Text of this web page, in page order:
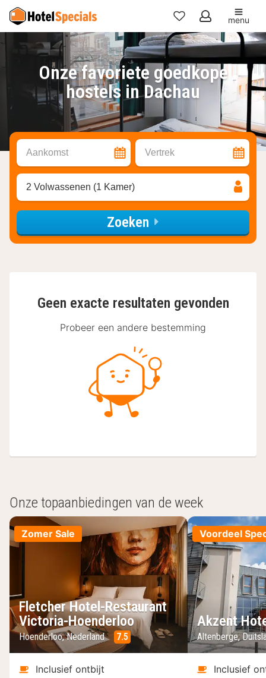
Mijn
favorieten
menu
Onze favoriete goedkope
hostels in Dachau
Aankomst Vertrek
2 Volwassenen (1 Kamer)
Zoeken
Geen exacte resultaten gevonden
Probeer een andere bestemming
Onze topaanbiedingen van de week
Zomer Sale
Fletcher Hotel-Restaurant
Victoria-Hoenderloo
Hoenderloo, Nederland 7.5
Inclusief ontbijt
Voordeel
Akzent
Altenberge,
Inclusief